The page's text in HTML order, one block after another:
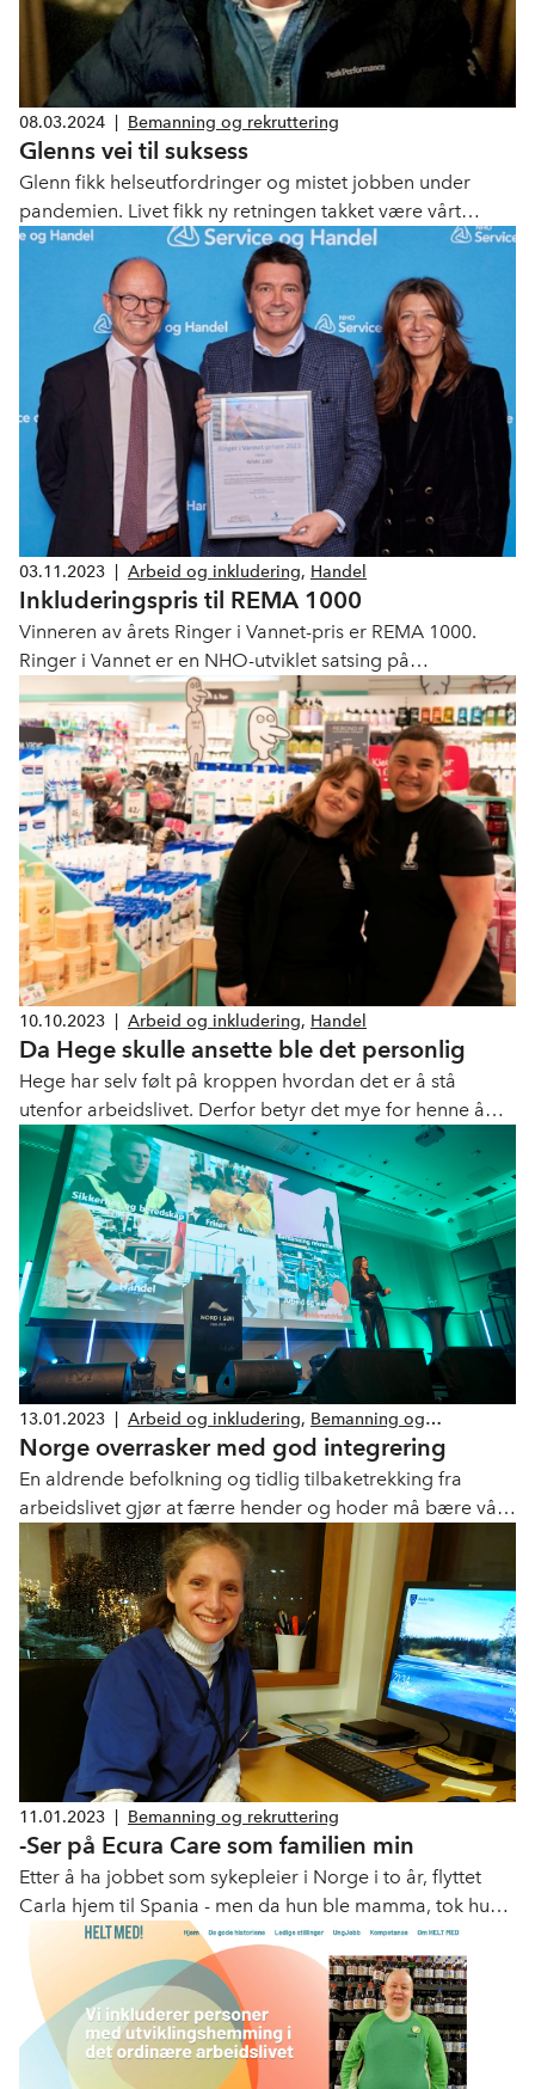
08.03.2024 Bemanning og rekruttering
Glenns vei til suksess
Glenn fikk helseutfordringer og mistet jobben under
pandemien. Livet fikk ny retningen takket være vårt
medlem, bemanningsbedriften Mastil. Her er Glenns
03.11.2023 Arbeid og inkludering, Handel
Inkluderingspris til REMA 1000
Vinneren av årets Ringer i Vannet-pris er REMA 1000.
Ringer i Vannet er en NHO-utviklet satsing på
arbeidsinkludering hvor næringslivets behov står i
sentrum.
10.10.2023 Arbeid og inkludering, Handel
Da Hege skulle ansette ble det personlig
Hege har selv følt på kroppen hvordan det er å stå
utenfor arbeidslivet. Derfor betyr det mye for henne å
kunne hjelpe andre.
13.01.2023 Arbeid og inkludering, Bemanning og
rekruttering,Drift og Service,Renhold,Handel
Frisør og velvære
Norge overrasker med god integrering
En aldrende befolkning og tidlig tilbaketrekking fra
arbeidslivet gjør at færre hender og hoder må bære vår
felles velferd. Integrering og inkludering av innvandrere
vil spille en avgjørende rolle for økt sysselsettingen og
verdiskaping i Norge, ifølge overraskende rapport fra
OECD.
11.01.2023 Bemanning og rekruttering
-Ser på Ecura Care som familien min
Etter å ha jobbet som sykepleier i Norge i to år, flyttet
Carla hjem til Spania - men da hun ble mamma, tok hun
like godt med seg mann og barn tilbake til Norge. Her er
Carlas historie!